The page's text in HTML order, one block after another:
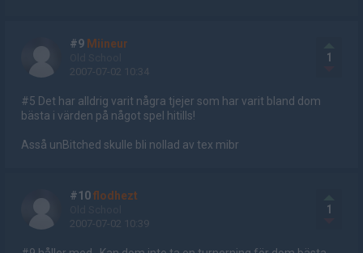
#9 Miineur
2007-07-02 10:34
1
#5 Det har alldrig varit några tjejer som har varit bland dom
bästa i värden på något spel hitills!
Asså unBitched skulle bli nollad av tex mibr
#10flodhezt
2007-07-02 10:39
1